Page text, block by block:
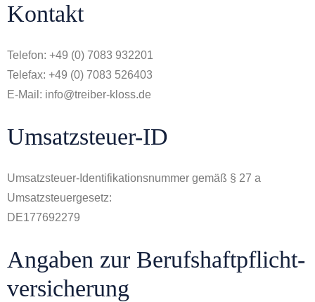
Kontakt
Telefon: +49 (0) 7083 932201
Telefax: +49 (0) 7083 526403
E-Mail: info@treiber-kloss.de
Umsatzsteuer-ID
Umsatzsteuer-Identifikationsnummer gemäß § 27 a
Umsatzsteuergesetz:
DE177692279
Angaben zur Berufs­haftpflicht­
versicherung